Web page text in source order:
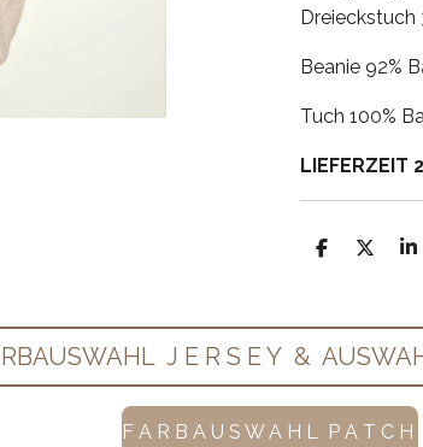
Dreieckstuch
Beanie 92%
Tuch 100%
T
e
n
T
e
n
T
e
n
J E R S E Y &
F A R B A U S W A H L P A T C H